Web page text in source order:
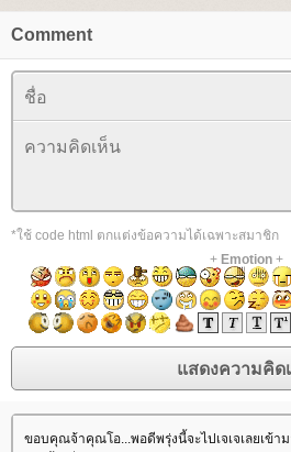
Comment
*ใช้ code html ตกแต่งข้อความได้เฉพาะสมาชิก
+ Emotion+
ขอบคุณจ้าคุณโอ...พอดีพรุ่งนี้จะไปเจเจเลยเข้า